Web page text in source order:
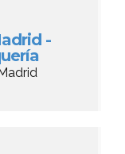
-